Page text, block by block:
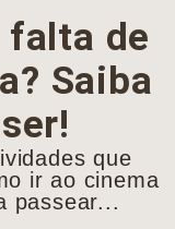
falta de
Saiba
que
ir ao cinema
passear...